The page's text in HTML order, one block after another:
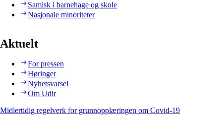
Samisk i barnehage og skole
Nasjonale minoriteter
Aktuelt
For pressen
Høringer
Nyhetsvarsel
Om Udir
Midlertidig regelverk for grunnopplæringen om Covid-19